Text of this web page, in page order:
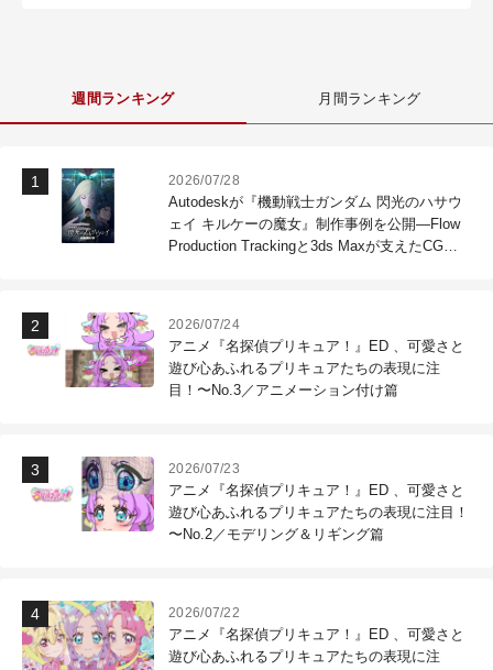
週間ランキング 月間ランキング
2026/07/28
Autodeskが『機動戦士ガンダム 閃光のハサウ
ェイ キルケーの魔女』制作事例を公開―Flow
Production Trackingと3ds Maxが支えたCG制
2026/07/24
アニメ『名探偵プリキュア！』ED 、可愛さと
遊び心あふれるプリキュアたちの表現に注
目！〜No.3／アニメーション付け篇
2026/07/23
アニメ『名探偵プリキュア！』ED 、可愛さと
遊び心あふれるプリキュアたちの表現に注目！
〜No.2／モデリング＆リギング篇
2026/07/22
アニメ『名探偵プリキュア！』ED 、可愛さと
遊び心あふれるプリキュアたちの表現に注